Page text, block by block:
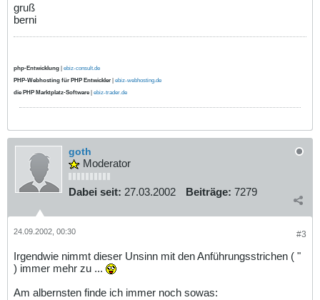
gruß
berni
php-Entwicklung | ebiz-consult.de
PHP-Webhosting für PHP Entwickler | ebiz-webhosting.de
die PHP Marktplatz-Software | ebiz-trader.de
goth
Moderator
Dabei seit: 27.03.2002 Beiträge: 7279
#3
24.09.2002, 00:30
Irgendwie nimmt dieser Unsinn mit den Anführungsstrichen ( "
) immer mehr zu ...
Am albernsten finde ich immer noch sowas: